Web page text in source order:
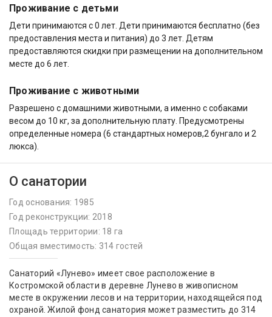
Проживание с детьми
Дети принимаются с 0 лет. Дети принимаются бесплатно (без
предоставления места и питания) до 3 лет. Детям
предоставляются скидки при размещении на дополнительном
месте до 6 лет.
Проживание с животными
Разрешено с домашними животными, а именно с собаками
весом до 10 кг, за дополнительную плату. Предусмотрены
определенные номера (6 стандартных номеров,2 бунгало и 2
люкса).
О санатории
Год основания: 1985
Год реконструкции: 2018
Площадь территории: 18 га
Общая вместимость: 314 гостей
Санаторий «Лунево» имеет свое расположение в
Костромской области в деревне Лунево в живописном
месте в окружении лесов и на территории, находящейся под
охраной. Жилой фонд санатория может разместить до 314